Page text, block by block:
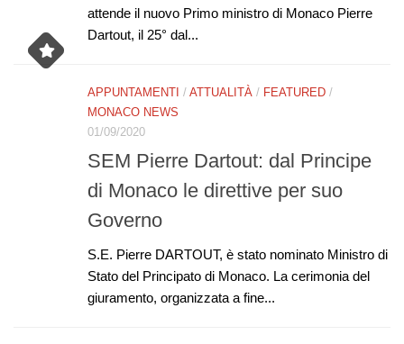
attende il nuovo Primo ministro di Monaco Pierre
Dartout, il 25° dal...
APPUNTAMENTI / ATTUALITÀ / FEATURED /
MONACO NEWS
01/09/2020
SEM Pierre Dartout: dal Principe
di Monaco le direttive per suo
Governo
S.E. Pierre DARTOUT, è stato nominato Ministro di
Stato del Principato di Monaco. La cerimonia del
giuramento, organizzata a fine...